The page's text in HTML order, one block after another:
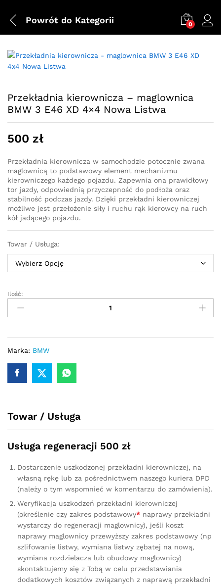
Powrót do Kategorii 0
Przekładnia kierownicza – maglownica
BMW 3 E46 XD 4×4 Nowa Listwa
500 zł
Przekładnia kierownicza w samochodzie potocznie zwana
maglownicą to podstawowy element mechanizmu
kierowniczego każdego pojazdu. Zapewnia ona prawidłowy
tor jazdy, odpowiednią przyczepność do podłoża oraz
stabilność podczas jazdy. Dzięki przekładni kierowniczej
możliwe jest przełożenie siły i ruchu rąk kierowcy na ruch
kół jadącego pojazdu.
Towar / Usługa:
Przekładnia
kierownicza
-
BMW
3
XD
4x4
quantity
Ilość:
Marka: BMW
Towar / Usługa
Usługa regeneracji 500 zł
Dostarczenie uszkodzonej przekładni kierowniczej, na
własną rękę lub za pośrednictwem naszego kuriera DPD
(należy o tym wspomnieć w komentarzu do zamówienia).
Weryfikacja uszkodzeń przekładni kierowniczej
(określenie czy zakres podstawowy* naprawy przekładni
wystarczy do regeneracji maglownicy), jeśli koszt
naprawy maglownicy przewyższy zakres podstawowy (np
szlifowanie listwy, wymiana listwy zębatej na nową,
wymiana rozdzielacza lub obudowy maglownicy)
skontaktujemy się z Tobą w celu przedstawiania
dodatkowych kosztów związanych z naprawą przekładni